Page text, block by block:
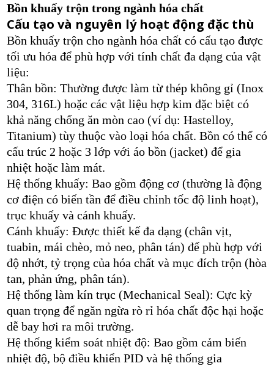
Bồn khuấy trộn trong ngành hóa chất
Cấu tạo và nguyên lý hoạt động đặc thù
Bồn khuấy trộn cho ngành hóa chất có cấu tạo được
tối ưu hóa để phù hợp với tính chất đa dạng của vật
liệu:
Thân bồn: Thường được làm từ thép không gỉ (Inox
304, 316L) hoặc các vật liệu hợp kim đặc biệt có
khả năng chống ăn mòn cao (ví dụ: Hastelloy,
Titanium) tùy thuộc vào loại hóa chất. Bồn có thể có
cấu trúc 2 hoặc 3 lớp với áo bồn (jacket) để gia
nhiệt hoặc làm mát.
Hệ thống khuấy: Bao gồm động cơ (thường là động
cơ điện có biến tần để điều chỉnh tốc độ linh hoạt),
trục khuấy và cánh khuấy.
Cánh khuấy: Được thiết kế đa dạng (chân vịt,
tuabin, mái chèo, mỏ neo, phân tán) để phù hợp với
độ nhớt, tỷ trọng của hóa chất và mục đích trộn (hòa
tan, phản ứng, phân tán).
Hệ thống làm kín trục (Mechanical Seal): Cực kỳ
quan trọng để ngăn ngừa rò rỉ hóa chất độc hại hoặc
dễ bay hơi ra môi trường.
Hệ thống kiểm soát nhiệt độ: Bao gồm cảm biến
nhiệt độ, bộ điều khiển PID và hệ thống gia